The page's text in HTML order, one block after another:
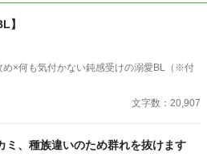
】
め×何も気付かない鈍感受けの溺愛BL（※付
文字数：20,907
ミ、種族違いのため群れを抜けます